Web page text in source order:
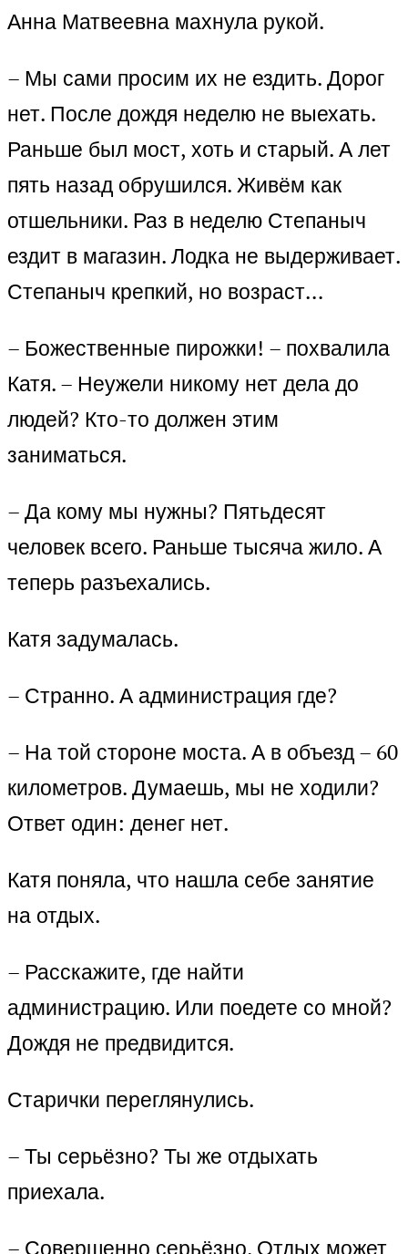
Анна Матвеевна махнула рукой.
– Мы сами просим их не ездить. Дорог
нет. После дождя неделю не выехать.
Раньше был мост, хоть и старый. А лет
пять назад обрушился. Живём как
отшельники. Раз в неделю Степаныч
ездит в магазин. Лодка не выдерживает.
Степаныч крепкий, но возраст…
– Божественные пирожки! – похвалила
Катя. – Неужели никому нет дела до
людей? Кто-то должен этим
заниматься.
– Да кому мы нужны? Пятьдесят
человек всего. Раньше тысяча жило. А
теперь разъехались.
Катя задумалась.
– Странно. А администрация где?
– На той стороне моста. А в объезд – 60
километров. Думаешь, мы не ходили?
Ответ один: денег нет.
Катя поняла, что нашла себе занятие
на отдых.
– Расскажите, где найти
администрацию. Или поедете со мной?
Дождя не предвидится.
Старички переглянулись.
– Ты серьёзно? Ты же отдыхать
приехала.
– Совершенно серьёзно. Отдых может